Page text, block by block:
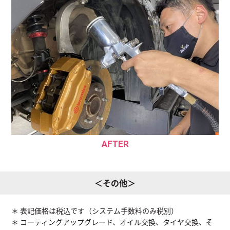
AFTER
＜その他＞
＊ 表記価格は税込です（システム手数料のみ税別）
＊ コーティングアップグレード、オイル交換、タイヤ交換、そ